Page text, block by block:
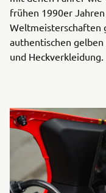
frühen 1990er
Weltmeisterschaften
authentischen
und Heckverkleidung.